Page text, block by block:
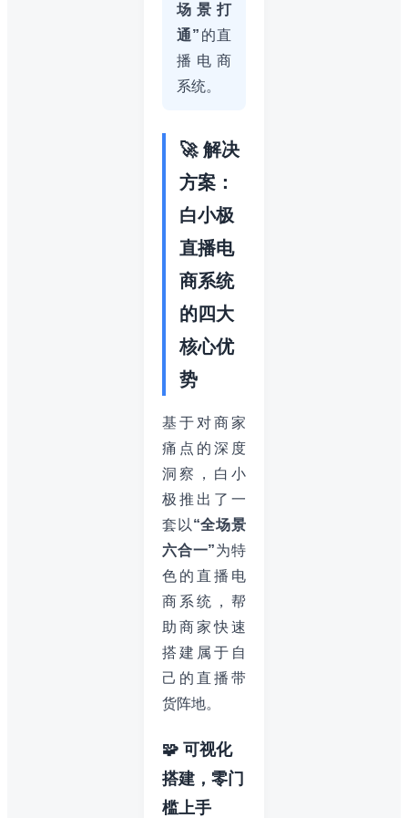
场景打
通” 的直
播电商
系统。
🚀 解决
方案：
白小极
直播电
商系统
的四大
核心优
势
基于对商家
痛点的深度
洞察，白小
极推出了一
套以 “全场景
六合一”为特
色的直播电
商系统，帮
助商家快速
搭建属于自
己的直播带
货阵地。
🧩 可视化
搭建，零门
槛上手